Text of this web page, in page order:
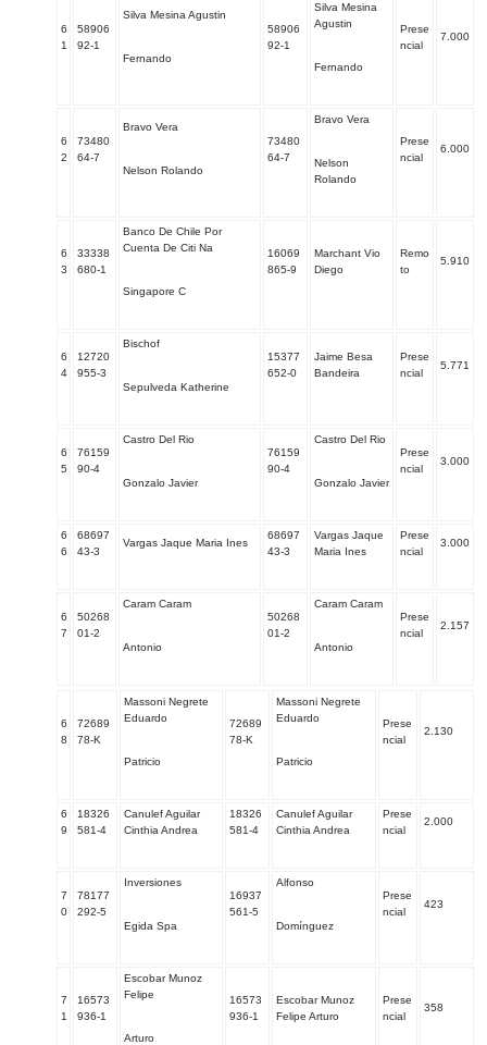
6
1
58906
92-1
Silva Mesina Agustin
Fernando
58906
92-1
Silva Mesina
Agustin
Fernando
Prese
ncial
7.000
6
2
73480
64-7
Bravo Vera
Nelson Rolando
73480
64-7
Bravo Vera
Nelson
Rolando
Prese
ncial
6.000
6
3
33338
680-1
Banco De Chile Por
Cuenta De Citi Na
Singapore C
16069
865-9
Marchant Vio
Diego
Remo
to
5.910
6
4
12720
955-3
Bischof
Sepulveda Katherine
15377
652-0
Jaime Besa
Bandeira
Prese
ncial
5.771
6
5
76159
90-4
Castro Del Rio
Gonzalo Javier
76159
90-4
Castro Del Rio
Gonzalo Javier
Prese
ncial
3.000
6
6
68697
43-3
Vargas Jaque Maria Ines
68697
43-3
Vargas Jaque
Maria Ines
Prese
ncial
3.000
6
7
50268
01-2
Caram Caram
Antonio
50268
01-2
Caram Caram
Antonio
Prese
ncial
2.157
6
8
72689
78-K
Massoni Negrete
Eduardo
Patricio
72689
78-K
Massoni Negrete
Eduardo
Patricio
Prese
ncial
2.130
6
9
18326
581-4
Canulef Aguilar
Cinthia Andrea
18326
581-4
Canulef Aguilar
Cinthia Andrea
Prese
ncial
2.000
7
0
78177
292-5
Inversiones
Egida Spa
16937
561-5
Alfonso
Domínguez
Prese
ncial
423
7
1
16573
936-1
Escobar Munoz
Felipe
Arturo
16573
936-1
Escobar Munoz
Felipe Arturo
Prese
ncial
358